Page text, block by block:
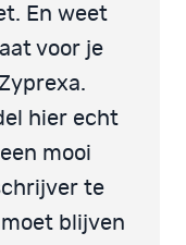
En weet
voor je
hier echt
mooi
te
blijven